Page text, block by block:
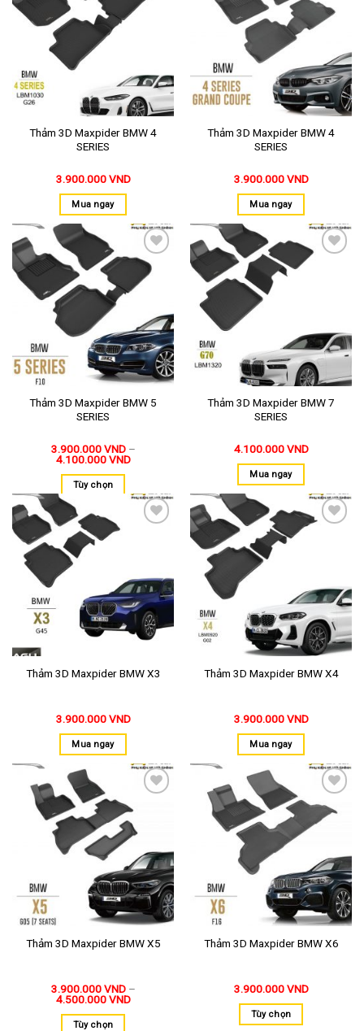
Thảm 3D Maxpider BMW 4
SERIES
3.900.000VND
Mua ngay
vào
yêu
Thảm 3D Maxpider BMW 4
SERIES
3.900.000VND
Mua ngay
Thêm
vào
Thảm 3D Maxpider BMW 5
SERIES
3.900.000VND–
4.100.000VND
Tùy chọn
Thảm 3D Maxpider BMW 7
SERIES
4.100.000VND
Mua ngay
Thảm 3D Maxpider BMW X3
3.900.000VND
Mua ngay
Thảm 3D Maxpider BMW X4
3.900.000VND
Mua ngay
Thảm 3D Maxpider BMW X5
3.900.000VND–
4.500.000VND
Tùy chọn
Thêm
vào
Thảm 3D Maxpider BMW X6
3.900.000VND
Tùy chọn